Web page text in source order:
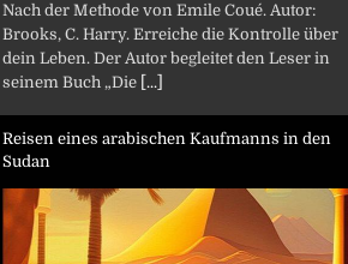
Nach der Methode von Emile Coué. Autor:
Brooks, C. Harry. Erreiche die Kontrolle über
dein Leben. Der Autor begleitet den Leser in
seinem Buch „Die [...]
Reisen eines arabischen Kaufmanns in den
Sudan